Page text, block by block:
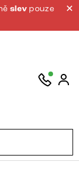
slev pouze